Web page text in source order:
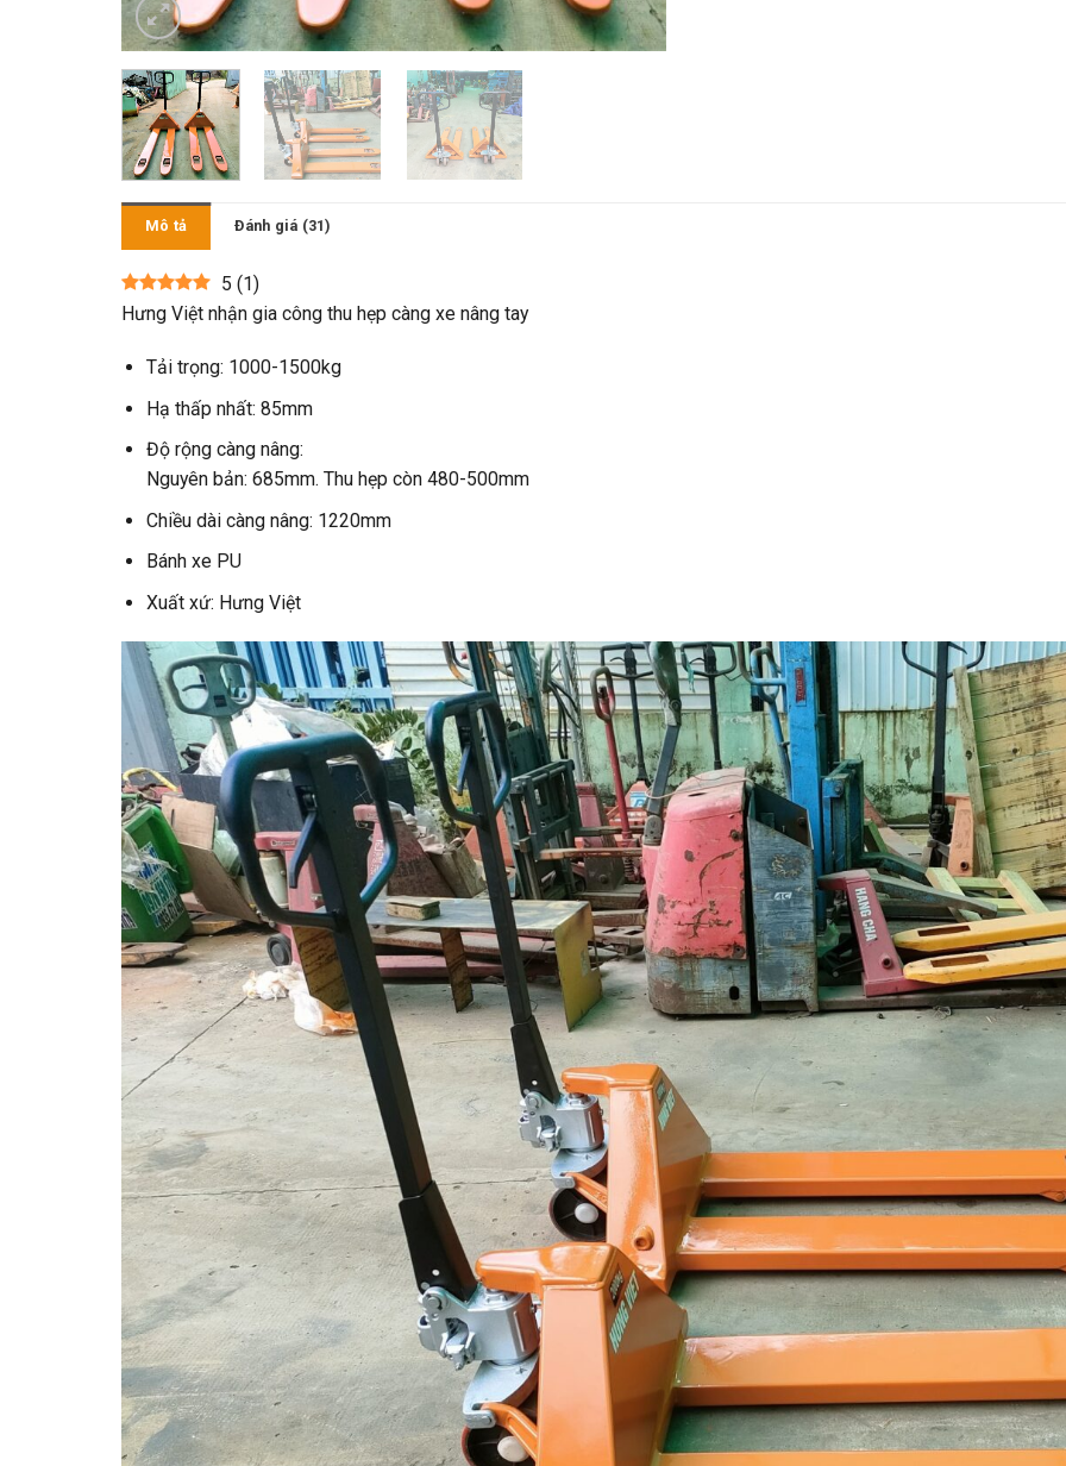
Mô tả Đánh giá (31)
5 (1)
Hưng Việt nhận gia công thu hẹp càng xe nâng tay
Tải trọng: 1000-1500kg
Hạ thấp nhất: 85mm
Độ rộng càng nâng:
Nguyên bản: 685mm. Thu hẹp còn 480-500mm
Chiều dài càng nâng: 1220mm
Bánh xe PU
Xuất xứ: Hưng Việt